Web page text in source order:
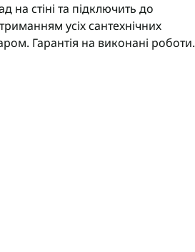
на стіні та підключить до
усіх сантехнічних
Гарантія на виконані роботи.